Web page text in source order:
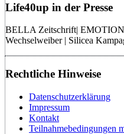
Life40up in der Presse
BELLA Zeitschrift|
Wechselweiber | Silicea
Rechtliche Hinweise
Datenschutzerklärung
Impressum
Kontakt
Teilnahmebedingungen